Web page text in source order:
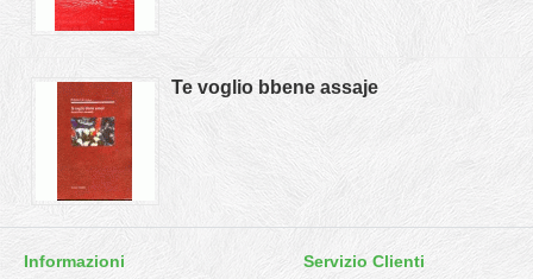
Te voglio bbene assaje
Informazioni Servizio Clienti